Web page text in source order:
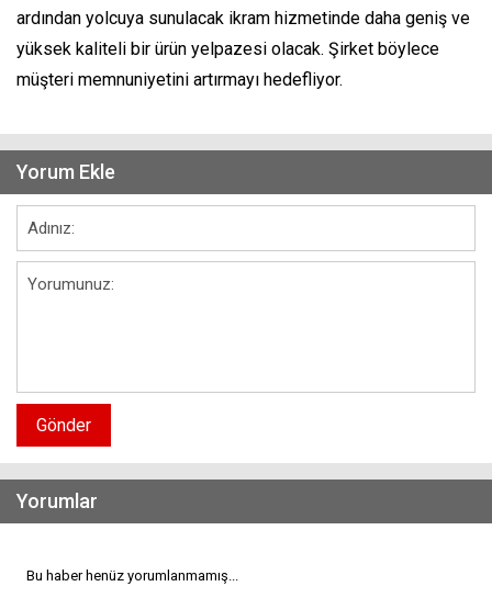
ardından yolcuya sunulacak ikram hizmetinde daha geniş ve
yüksek kaliteli bir ürün yelpazesi olacak. Şirket böylece
müşteri memnuniyetini artırmayı hedefliyor.
Yorum Ekle
Gönder
Yorumlar
Bu haber henüz yorumlanmamış...